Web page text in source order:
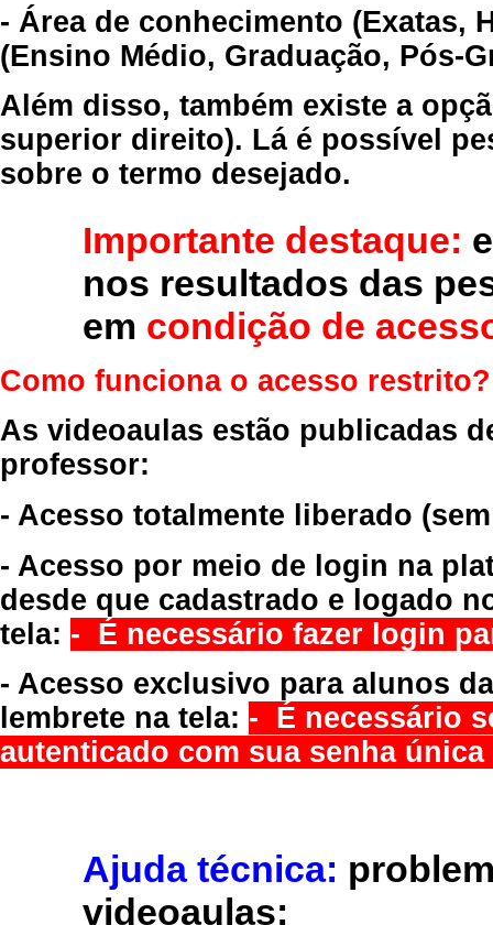
- Área de conhecimento (Exatas,
(Ensino Médio, Graduação, Pós-
Além disso, também existe a
superior direito). Lá é possível
sobre o termo desejado.
Importante destaque:
nos resultados das
em condição de
Como funciona o acesso restrito?
As videoaulas estão publicadas
professor:
- Acesso totalmente liberado
- Acesso por meio de login na
desde que cadastrado e logado
tela: - É necessário fazer login
- Acesso exclusivo para alunos
lembrete na tela: - É necessário
autenticado com sua senha
Ajuda técnica:
videoaulas: